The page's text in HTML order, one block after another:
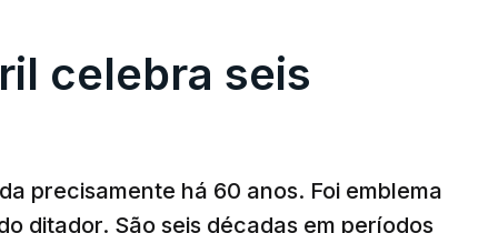
da Europa. Os dramas e peripécias
e da modernidade e os sinais de um
já em curso.
ponte 25 de Abril, Nuno Duarte revela, em
celebra seis
precisamente há 60 anos. Foi emblema
ditador. São seis décadas em períodos